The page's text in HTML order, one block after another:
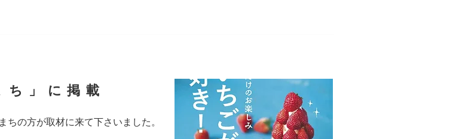
ち」に掲載
の方が取材に来て下さいました。